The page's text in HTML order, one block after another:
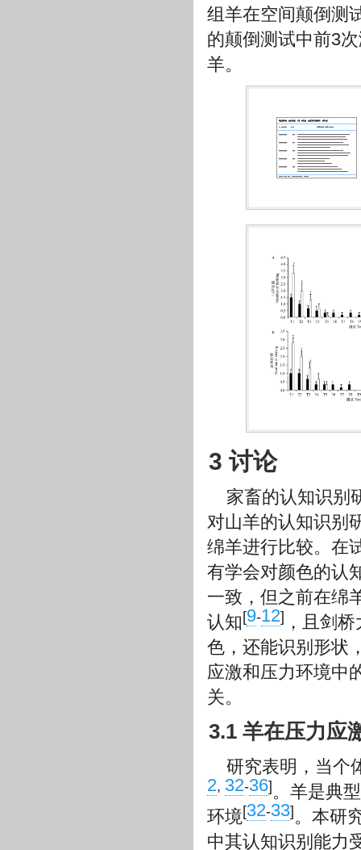
组羊在空间颠倒测
的颠倒测试中前3
羊。
3 讨论
家畜的认知识别
对山羊的认知识别
绵羊进行比较。在
有学会对颜色的认
一致，但之前在绵
认知[9-12] ，且剑
色，还能识别形状
应激和压力环境中
关。
3.1 羊在压力应
研究表明，当个
2, 32-36]。羊是典
环境[32-33]。本研
中其认知识别能力